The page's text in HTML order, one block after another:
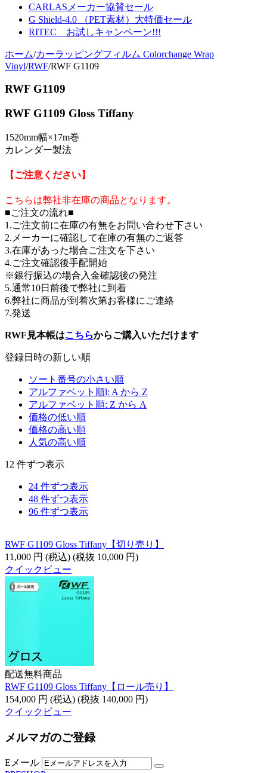
CARLASメーカー協賛セール
G Shield-4.0 （PET素材）大特価セール
RITEC お試しキャンペーン!!!
ホーム/カーラッピングフィルム Colorchange Wrap
Vinyl/RWF/RWF G1109
RWF G1109
RWF G1109 Gloss Tiffany
1520mm幅×17m巻
カレンダー製法
【ご注意ください】
こちらは弊社非在庫の商品となります。
■ご注文の流れ■
1.ご注文前に在庫の有無をお問い合わせ下さい
2.メーカーに確認して在庫の有無のご返答
3.在庫があった場合ご注文を下さい
4.ご注文確認後手配開始
※銀行振込の場合入金確認後の発注
5.通常10日前後で弊社に到着
6.弊社に商品が到着次第お客様にご連絡
7.発送
RWF見本帳はこちらからご購入いただけます
登録日時の新しい順
ソート番号の小さい順
アルファベット順l: A から Z
アルファベット順: Z から A
価格の低い順
価格の高い順
人気の高い順
12 件ずつ表示
24 件ずつ表示
48 件ずつ表示
96 件ずつ表示
RWF G1109 Gloss Tiffany【切り売り】
11,000 円 (税込) (税抜 10,000 円)
クイックビュー
配送無料商品
RWF G1109 Gloss Tiffany【ロール売り】
154,000 円 (税込) (税抜 140,000 円)
クイックビュー
メルマガのご登録
Eメール